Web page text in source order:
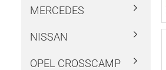
MERCEDES
NISSAN
OPEL CROSSCAMP